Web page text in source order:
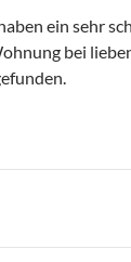
ein sehr
bei